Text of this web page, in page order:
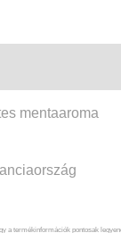
mentaaroma
a termékinformációk pontosak